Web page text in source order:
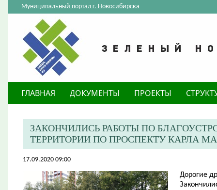
Муниципальный портал г. Новосибирска
ГЛАВНАЯ ДОКУМЕНТЫ ПРОЕКТЫ
ЗАКОНЧИЛИСЬ РАБОТЫ ПО
ТЕРРИТОРИИ ПО ПРОСПЕКТУ КАРЛА
17.09.2020 09:00
Дорогие